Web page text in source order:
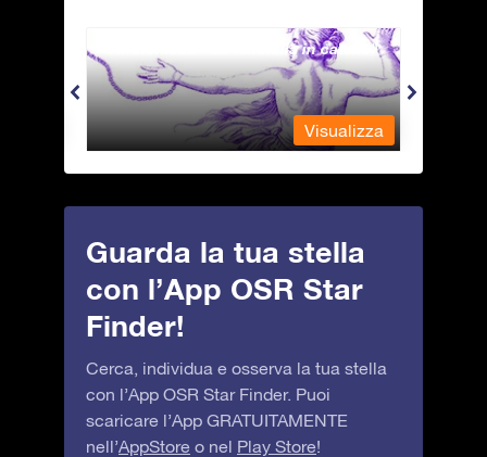
Andromeda - La fanciulla in catene
Visualizza
Guarda la tua stella
con l’App OSR Star
Finder!
Cerca, individua e osserva la tua stella
con l’App OSR Star Finder. Puoi
scaricare l’App GRATUITAMENTE
nell’AppStore o nel Play Store!